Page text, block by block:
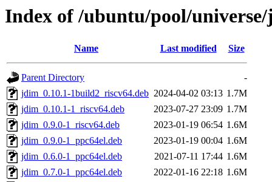
Index of /ubuntu/pool/
Name Last modified Size
Parent Directory
-
jdim_0.10.1-1build2_riscv64.deb 2024-04-02 03:13 1.7M
jdim_0.10.1-1_riscv64.deb
2023-07-27 23:09 1.7M
jdim_0.9.0-1_riscv64.deb
2023-01-19 06:54 1.6M
jdim_0.9.0-1_ppc64el.deb
2023-01-19 00:04 1.6M
jdim_0.6.0-1_ppc64el.deb
2021-07-11 17:44 1.6M
jdim_0.7.0-1_ppc64el.deb
2022-01-16 22:18 1.6M